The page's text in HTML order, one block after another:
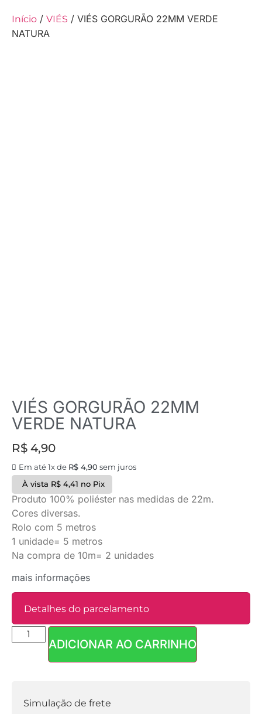
Início / VIÉS / VIÉS GORGURÃO 22MM VERDE
NATURA
VIÉS GORGURÃO 22MM
VERDE NATURA
R$ 4,90
Em até 1x de R$ 4,90 sem juros
À vista R$4,41 no Pix
Produto 100% poliéster nas medidas de 22m.
Cores diversas.
Rolo com 5 metros
1 unidade= 5 metros
Na compra de 10m= 2 unidades
mais informações
Detalhes do parcelamento
Parcelas:ADICIONAR AO CARRINHO
Simulação de frete